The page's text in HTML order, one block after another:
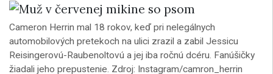
Cameron Herrin mal 18 rokov, keď pri nelegálnych
automobilových pretekoch na ulici zrazil a zabil Jessicu
Reisingerovú-Raubenoltovú a jej iba ročnú dcéru. Fanúšičky
žiadali jeho prepustenie. Zdroj: Instagram/camron_herrin